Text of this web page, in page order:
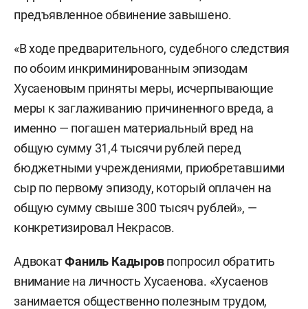
предъявленное обвинение завышено.
«В ходе предварительного, судебного следствия
по обоим инкриминированным эпизодам
Хусаеновым приняты меры, исчерпывающие
меры к заглаживанию причиненного вреда, а
именно — погашен материальный вред на
общую сумму 31,4 тысячи рублей перед
бюджетными учреждениями, приобретавшими
сыр по первому эпизоду, который оплачен на
общую сумму свыше 300 тысяч рублей», —
конкретизировал Некрасов.
АдвокатФаниль Кадыровпопросил обратить
внимание на личность Хусаенова. «Хусаенов
занимается общественно полезным трудом,